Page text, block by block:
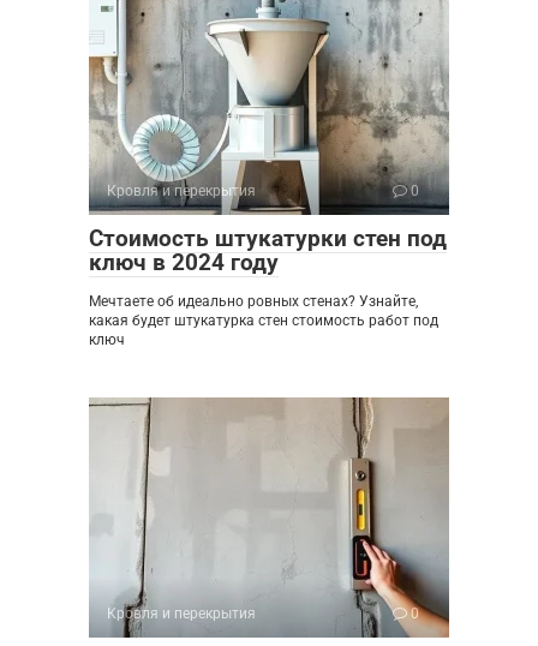
Кровля и перекрытия 0
Стоимость штукатурки стен под
ключ в 2024 году
Мечтаете об идеально ровных стенах? Узнайте,
какая будет штукатурка стен стоимость работ под
ключ
Кровля и перекрытия 0